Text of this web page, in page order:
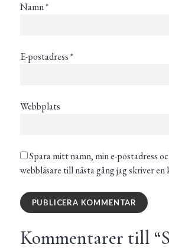
Namn*
E-postadress*
Webbplats
Spara mitt namn, min e-postadress
webbläsare till nästa gång jag skriver en
Kommentarer till “